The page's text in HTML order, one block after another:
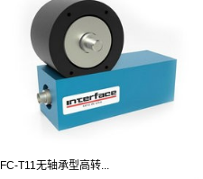
FC-T11无轴承型高转...